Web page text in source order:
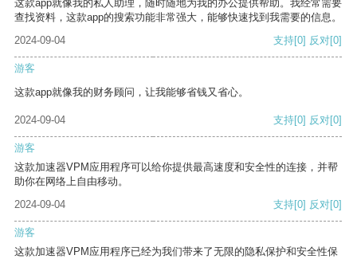
这款app就像我的私人助理，随时随地为我的办公提供帮助。我经常需要
查找资料，这款app的搜索功能非常强大，能够快速找到我需要的信息。
2024-09-04
支持[0] 反对[0]
游客
这款app就像我的财务顾问，让我能够省钱又省心。
2024-09-04 支持[0] 反对[0]
游客
这款加速器VPM应用程序可以给你提供最高速度和安全性的连接，并帮
助你在网络上自由移动。
2024-09-04
支持[0] 反对[0]
游客
这款加速器VPM应用程序已经为我们带来了无限的隐私保护和安全性保